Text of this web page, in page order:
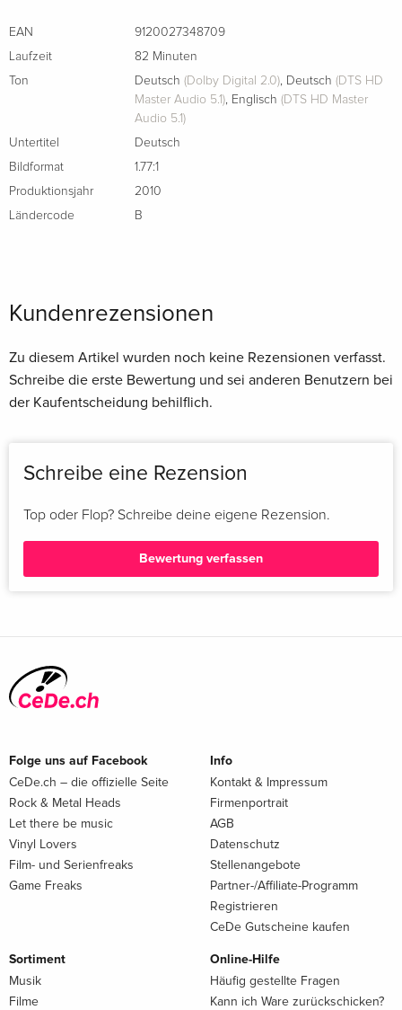
EAN
9120027348709
Laufzeit
82 Minuten
Ton
Deutsch (Dolby Digital 2.0) Deutsch (DTS HD
Master Audio 5.1)
Englisch (DTS HD Master
Audio 5.1)
Untertitel
Deutsch
Bildformat
1.77:1
Produktionsjahr
2010
Ländercode
B
Kundenrezensionen
Zu diesem Artikel wurden noch keine Rezensionen verfasst.
Schreibe die erste Bewertung und sei anderen Benutzern bei
der Kaufentscheidung behilflich.
Schreibe eine Rezension
Top oder Flop? Schreibe deine eigene Rezension.
Bewertung verfassen
Folge uns auf Facebook
CeDe.ch – die offizielle Seite
Rock & Metal Heads
Let there be music
Vinyl Lovers
Film- und Serienfreaks
Game Freaks
Info
Kontakt & Impressum
Firmenportrait
AGB
Datenschutz
Stellenangebote
Partner-/Affiliate-Programm
Registrieren
CeDe Gutscheine kaufen
Sortiment
Musik
Filme
Online-Hilfe
Häufig gestellte Fragen
Kann ich Ware zurückschicken?